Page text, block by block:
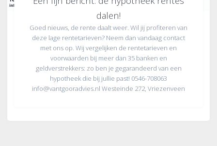
dalen!
Goed nieuws, de rente daalt weer. Wil jij profiteren van
deze lage rentetarieven? Neem dan vandaag contact
met ons op. Wij vergelijken de rentetarieven en
voorwaarden bij meer dan 35 banken en
geldverstrekkers: zo ben je gegarandeerd van een
hypotheek die bij jullie past! 0546-708063
info@vantgooradvies.nl Westeinde 272, Vriezenveen